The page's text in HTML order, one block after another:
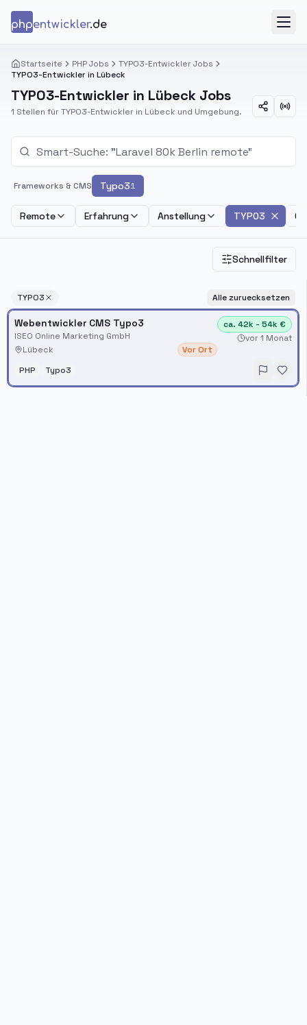
phpentwickler.de
Startseite PHP Jobs
TYPO3-Entwickler Jobs
TYPO3-Entwickler in Lübeck
TYPO3-Entwickler in Lübeck Jobs
1 Stellen für TYPO3-Entwickler in Lübeck und Umgebung.
Frameworks & CMS Typo31
Remote Erfahrung Anstellung TYPO3
Schnellfilter
TYPO3 Alle zuruecksetzen
Webentwickler CMS Typo3
ISEO Online Marketing GmbH
Lübeck
Vor Ort
ca. 42k - 54k €
vor 1 Monat
PHP Typo3